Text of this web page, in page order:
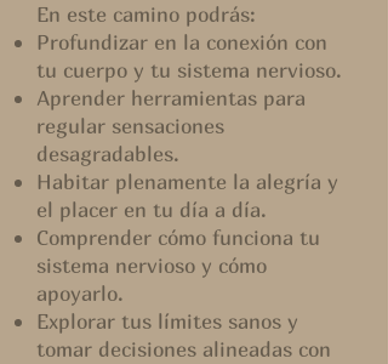
En este camino podrás:
Profundizar en la conexión con
tu cuerpo y tu sistema nervioso.
Aprender herramientas para
regular sensaciones
desagradables.
Habitar plenamente la alegría y
el placer en tu día a día.
Comprender cómo funciona tu
sistema nervioso y cómo
apoyarlo.
Explorar tus límites sanos y
tomar decisiones alineadas con